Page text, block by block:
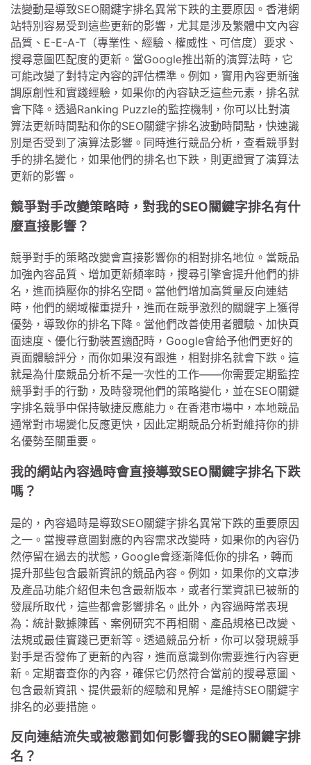
法變動是導致SEO關鍵字排名異常下跌的主要原因。香港網
站特別容易受到這些更新的影響，尤其是涉及繁體中文內容
品質、E-E-A-T（專業性、經驗、權威性、可信度）要求、
搜尋意圖匹配度的更新。當Google推出新的演算法時，它
可能改變了對特定內容的評估標準。例如，實用內容更新強
調原創性和實踐經驗，如果你的內容缺乏這些元素，排名就
會下降。透過Ranking Puzzle的監控機制，你可以比對演
算法更新時間點和你的SEO關鍵字排名波動時間點，快速識
別是否受到了演算法影響。同時進行競品分析，查看競爭對
手的排名變化，如果他們的排名也下跌，則更證實了演算法
更新的影響。
競爭對手改變策略時，對我的SEO關鍵字排名有什
麼直接影響？
競爭對手的策略改變會直接影響你的相對排名地位。當競品
加強內容品質、增加更新頻率時，搜尋引擎會提升他們的排
名，進而擠壓你的排名空間。當他們增加高質量反向連結
時，他們的網域權重提升，進而在競爭激烈的關鍵字上獲得
優勢，導致你的排名下降。當他們改善使用者體驗、加快頁
面速度、優化行動裝置適配時，Google會給予他們更好的
頁面體驗評分，而你如果沒有跟進，相對排名就會下跌。這
就是為什麼競品分析不是一次性的工作——你需要定期監控
競爭對手的行動，及時發現他們的策略變化，並在SEO關鍵
字排名競爭中保持敏捷反應能力。在香港市場中，本地競品
通常對市場變化反應更快，因此定期競品分析對維持你的排
名優勢至關重要。
我的網站內容過時會直接導致SEO關鍵字排名下跌
嗎？
是的，內容過時是導致SEO關鍵字排名異常下跌的重要原因
之一。當搜尋意圖對應的內容需求改變時，如果你的內容仍
然停留在過去的狀態，Google會逐漸降低你的排名，轉而
提升那些包含最新資訊的競品內容。例如，如果你的文章涉
及產品功能介紹但未包含最新版本，或者行業資訊已被新的
發展所取代，這些都會影響排名。此外，內容過時常表現
為：統計數據陳舊、案例研究不再相關、產品規格已改變、
法規或最佳實踐已更新等。透過競品分析，你可以發現競爭
對手是否發佈了更新的內容，進而意識到你需要進行內容更
新。定期審查你的內容，確保它仍然符合當前的搜尋意圖、
包含最新資訊、提供最新的經驗和見解，是維持SEO關鍵字
排名的必要措施。
反向連結流失或被懲罰如何影響我的SEO關鍵字排
名？